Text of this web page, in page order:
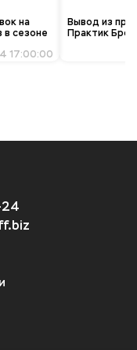
на
в сезоне
17:00:00
Вывод из
Практик
24